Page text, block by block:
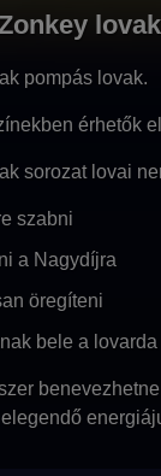
lovak
pompás lovak.
érhetők
sorozat lovai
szabni
a Nagydíjra
öregíteni
bele a